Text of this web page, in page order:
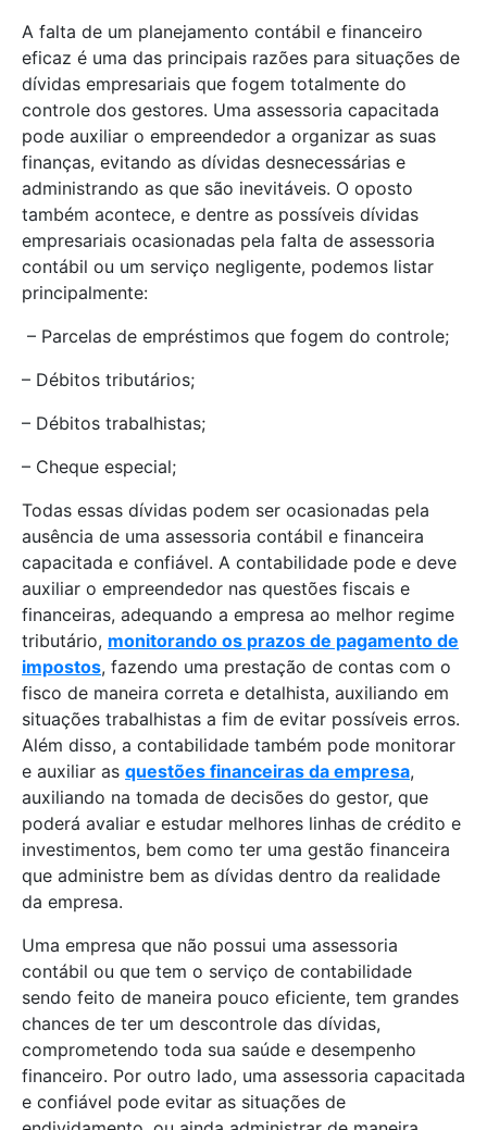
A falta de um planejamento contábil e financeiro
eficaz é uma das principais razões para situações de
dívidas empresariais que fogem totalmente do
controle dos gestores. Uma assessoria capacitada
pode auxiliar o empreendedor a organizar as suas
finanças, evitando as dívidas desnecessárias e
administrando as que são inevitáveis. O oposto
também acontece, e dentre as possíveis dívidas
empresariais ocasionadas pela falta de assessoria
contábil ou um serviço negligente, podemos listar
principalmente:
– Parcelas de empréstimos que fogem do controle;
– Débitos tributários;
– Débitos trabalhistas;
– Cheque especial;
Todas essas dívidas podem ser ocasionadas pela
ausência de uma assessoria contábil e financeira
capacitada e confiável. A contabilidade pode e deve
auxiliar o empreendedor nas questões fiscais e
financeiras, adequando a empresa ao melhor regime
tributário, monitorando os prazos de pagamento de
impostos, fazendo uma prestação de contas com o
fisco de maneira correta e detalhista, auxiliando em
situações trabalhistas a fim de evitar possíveis erros.
Além disso, a contabilidade também pode monitorar
e auxiliar as questões financeiras da empresa,
auxiliando na tomada de decisões do gestor, que
poderá avaliar e estudar melhores linhas de crédito e
investimentos, bem como ter uma gestão financeira
que administre bem as dívidas dentro da realidade
da empresa.
Uma empresa que não possui uma assessoria
contábil ou que tem o serviço de contabilidade
sendo feito de maneira pouco eficiente, tem grandes
chances de ter um descontrole das dívidas,
comprometendo toda sua saúde e desempenho
financeiro. Por outro lado, uma assessoria capacitada
e confiável pode evitar as situações de